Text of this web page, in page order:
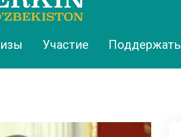
Участие Поддержать